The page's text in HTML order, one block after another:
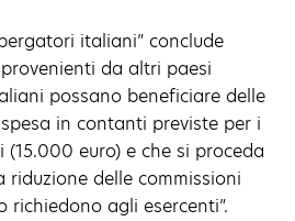
italiani” conclude
da altri paesi
possano beneficiare delle
in contanti previste per i
euro) e che si proceda
riduzione delle commissioni
richiedono agli esercenti”.